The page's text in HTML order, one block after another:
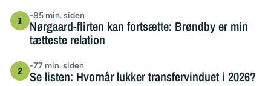
-85 min. siden
Nørgaard-flirten kan fortsætte: Brøndby er min
tætteste relation
-77 min. siden
Se listen: Hvornår lukker transfervinduet i 2026?